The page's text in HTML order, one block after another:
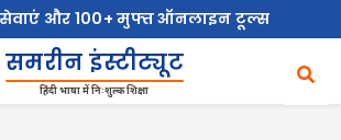
सेवाएं और 100+ मुफ्त ऑनलाइन टूल्स
समरीन इंस्टीट्यूट
हिंदी भाषा में निःशुल्क शिक्षा